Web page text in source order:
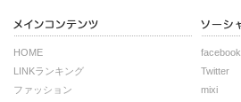
HOME
LINKランキング
ファッション
facebook
Twitter
mixi